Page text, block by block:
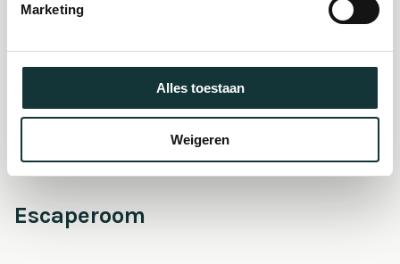
Marketing
Alles toestaan
Weigeren
Onderhoud &
Escaperoom